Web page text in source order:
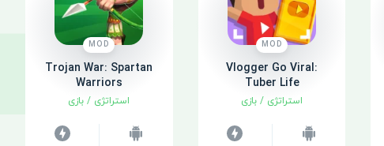
MOD
Vlogger Go Viral:
Tuber Life
استراتژی / بازی
MOD
Trojan War: Spartan
Warriors
استراتژی / بازی